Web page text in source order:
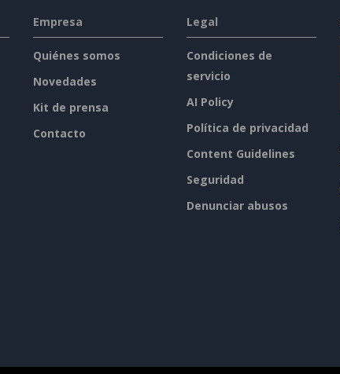
Empresa
Quiénes somos
Novedades
Kit de prensa
Contacto
Legal
Condiciones de
servicio
AI Policy
Política de privacidad
Content Guidelines
Seguridad
Denunciar abusos